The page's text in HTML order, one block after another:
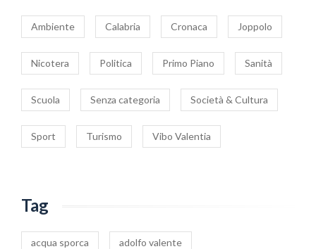
Ambiente Calabria Cronaca Joppolo
Nicotera Politica Primo Piano Sanità
Scuola Senza categoria Società & Cultura
Sport Turismo Vibo Valentia
Tag
acqua sporca adolfo valente